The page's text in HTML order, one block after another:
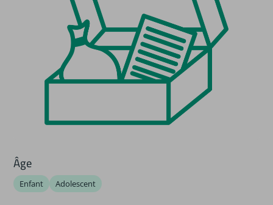
Âge
Enfant Adolescent